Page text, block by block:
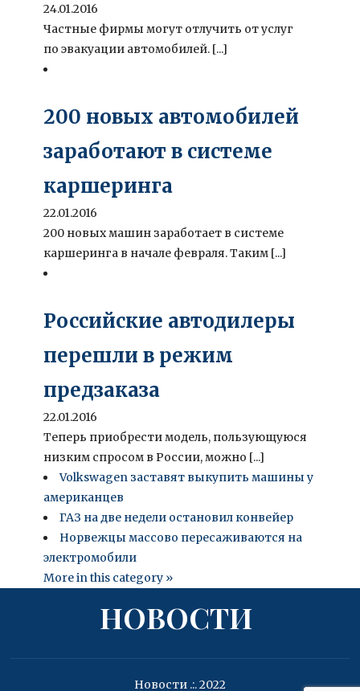
24.01.2016
Частные фирмы могут отлучить от услуг
по эвакуации автомобилей. [...]
200 новых автомобилей
заработают в системе
каршеринга
22.01.2016
200 новых машин заработает в системе
каршеринга в начале февраля. Таким [...]
Российские автодилеры
перешли в режим
предзаказа
22.01.2016
Теперь приобрести модель, пользующуюся
низким спросом в России, можно [...]
Volkswagen заставят выкупить машины у
американцев
ГАЗ на две недели остановил конвейер
Норвежцы массово пересаживаются на
электромобили
More in this category »
НОВОСТИ
Новости .:. 2022